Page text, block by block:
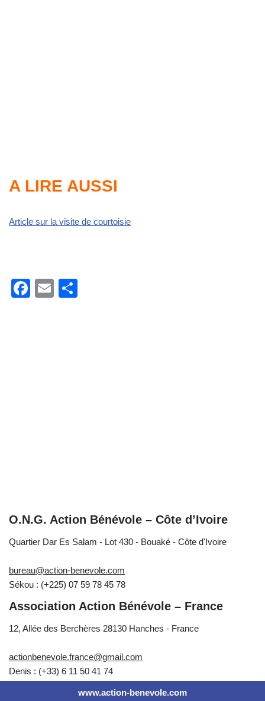
A LIRE AUSSI
Article sur la visite de courtoisie
Facebook
Email
O.N.G. Action Bénévole – Côte d’Ivoire
Quartier Dar Es Salam - Lot 430 - Bouaké - Côte d'Ivoire
bureau@action-benevole.com
Sékou : (+225) 07 59 78 45 78
Association Action Bénévole – France
12, Allée des Berchères 28130 Hanches - France
actionbenevole.france@gmail.com
Denis : (+33) 6 11 50 41 74
www.action-benevole.com